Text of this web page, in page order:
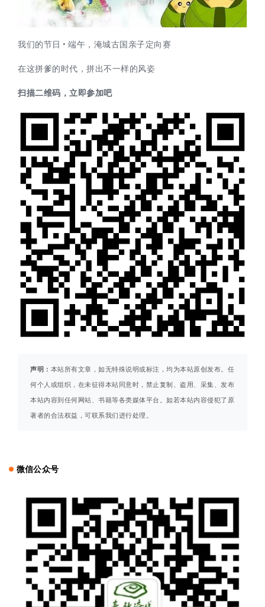
我们的节日 • 端午，淹城古国亲子定向赛
在这拼爹的时代，拼出不一样的风姿
扫描二维码，立即参加吧
声明： 本站所有文章，如无特殊说明或标注，均为本站原创发布。任
何个人或组织，在未征得本站同意时，禁止复制、盗用、采集、发布
本站内容到任何网站、书籍等各类媒体平台。如若本站内容侵犯了原
著者的合法权益，可联系我们进行处理。
微信公众号